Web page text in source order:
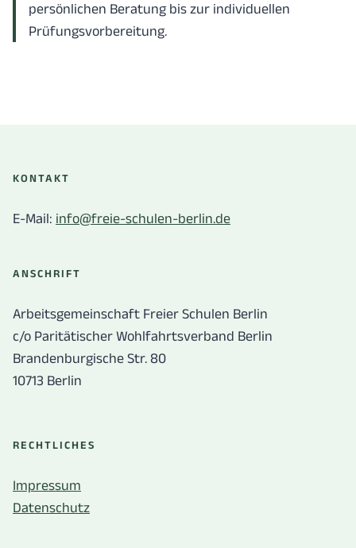
persönlichen Beratung bis zur individuellen
Prüfungsvorbereitung.
KONTAKT
E-Mail: info@freie-schulen-berlin.de
ANSCHRIFT
Arbeitsgemeinschaft Freier Schulen Berlin
c/o Paritätischer Wohlfahrtsverband Berlin
Brandenburgische Str. 80
10713 Berlin
RECHTLICHES
Impressum
Datenschutz